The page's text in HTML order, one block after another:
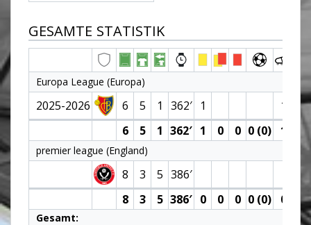
GESAMTE STATISTIK
Europa League (Europa)
2025-2026 6 5 1 362′ 1
1
6
5 1 362′ 1 0 0 0 (0) 1 0
premier league (England)
8 3 5 386′
8
3 5 386′ 0 0 0 0 (0) 0 0
Gesamt: